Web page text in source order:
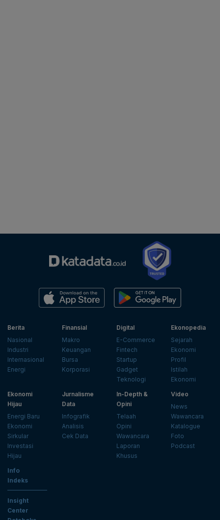
Berita
Nasional
Industri
Internasional
Energi
Finansial
Makro
Keuangan
Bursa
Korporasi
Digital
E-Commerce
Fintech
Startup
Gadget
Teknologi
Ekonopedia
Sejarah
Ekonomi
Profil
Istilah
Ekonomi
Ekonomi
Hijau
Energi Baru
Ekonomi
Sirkular
Investasi
Hijau
Jurnalisme
Data
Infografik
Analisis
Cek Data
In-Depth &
Opini
Telaah
Opini
Wawancara
Laporan
Khusus
Video
News
Wawancara
Katalogue
Foto
Podcast
Info
Indeks
Insight
Center